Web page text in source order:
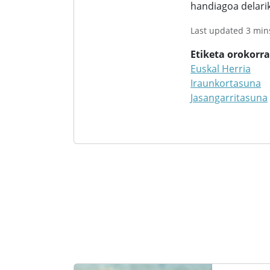
handiagoa
Last updated 3
Etiketa
Euskal Herria
Iraunkortasuna
Jasangarritasuna